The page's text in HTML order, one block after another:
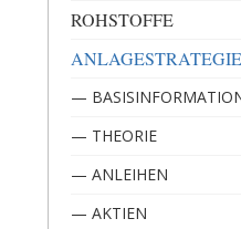
ROHSTOFFE
—
— THEORIE
— ANLEIHEN
— AKTIEN